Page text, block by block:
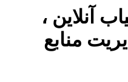
آنلاین ،
منابع